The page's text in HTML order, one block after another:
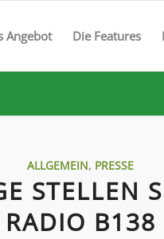
Angebot Die Features
ALLGEMEIN, PRESSE
STELLEN
RADIO B138